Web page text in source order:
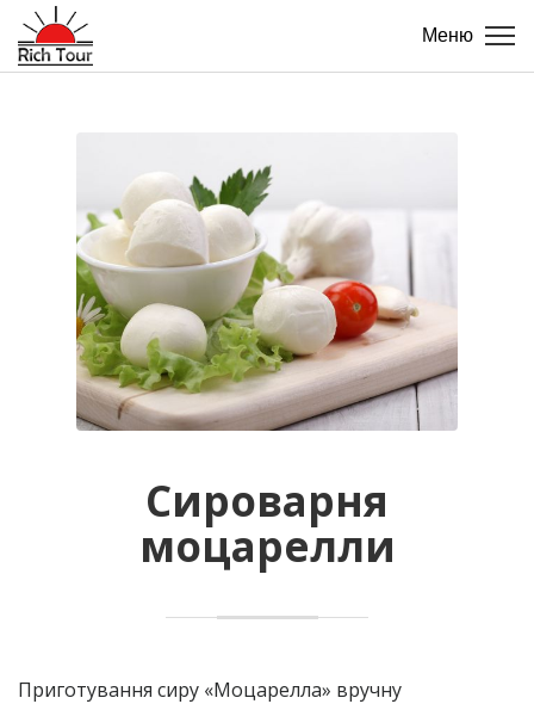
Меню
Сироварня
моцарелли
Приготування сиру «Моцарелла» вручну